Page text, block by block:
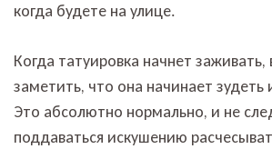
когда будете на улице.
Когда татуировка начнет
заметить, что она начинает
Это абсолютно нормально, и не
поддаваться искушению